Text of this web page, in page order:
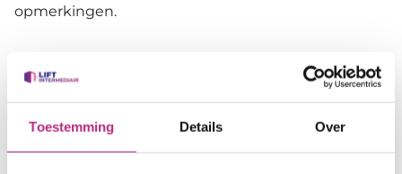
Toestemming Details Over
opmerkingen.
Veiligheidsborging door het Liftinstituut
sinds 1933 en is het landelijke orgaan dat de